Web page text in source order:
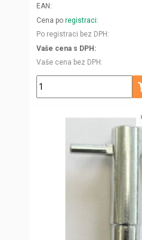
EAN
Cena po registraci
Po registraci bez DPH
Vaše cena s DPH
Vaše cena bez DPH